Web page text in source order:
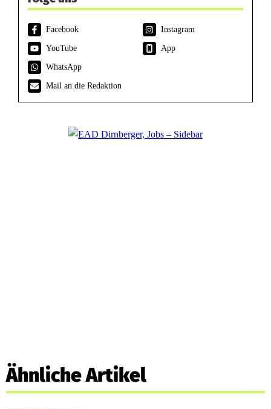
Facebook
Instagram
YouTube
App
WhatsApp
Mail an die Redaktion
Ähnliche Artikel